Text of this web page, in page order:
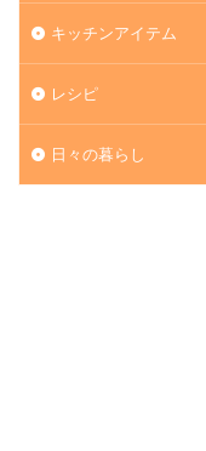
キッチンアイテム
レシピ
日々の暮らし